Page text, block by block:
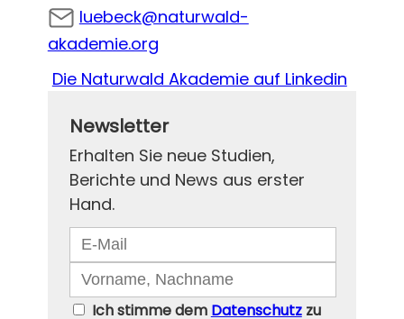
luebeck@naturwald-
akademie.org
Die Naturwald Akademie auf Linkedin
Newsletter
Erhalten Sie neue Studien,
Berichte und News aus erster
Hand.
Ich stimme dem Datenschutzzu